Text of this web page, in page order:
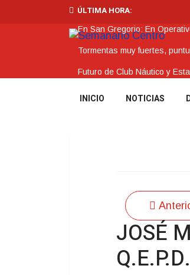
ÚLTIMA HORA:
En San Gregorio: En
Tormentas muy fuertes,
Futuro de Club Náutico y
La Intendencia de
INICIO NOTICIAS
JOSÉ
Q.E.P.D.